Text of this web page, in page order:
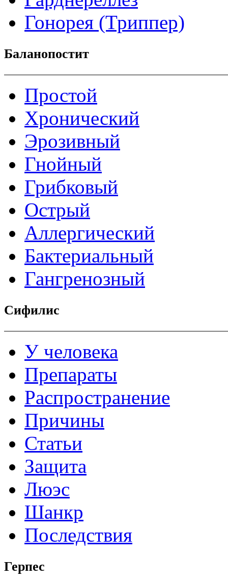
Гонорея (Триппер)
Баланопостит
Простой
Хронический
Эрозивный
Гнойный
Грибковый
Острый
Аллергический
Бактериальный
Гангренозный
Сифилис
У человека
Препараты
Распространение
Причины
Статьи
Защита
Люэс
Шанкр
Последствия
Герпес